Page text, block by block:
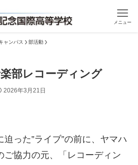
メニュー
ャンパス 部活動
楽部レコーディング
2026年3月21日
った”ライブ”の前に、ヤマハ
ご協力の元、「レコーディン